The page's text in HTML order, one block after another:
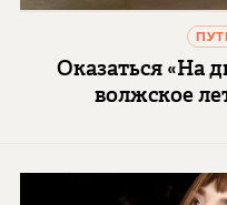
Оказаться «На
волжское